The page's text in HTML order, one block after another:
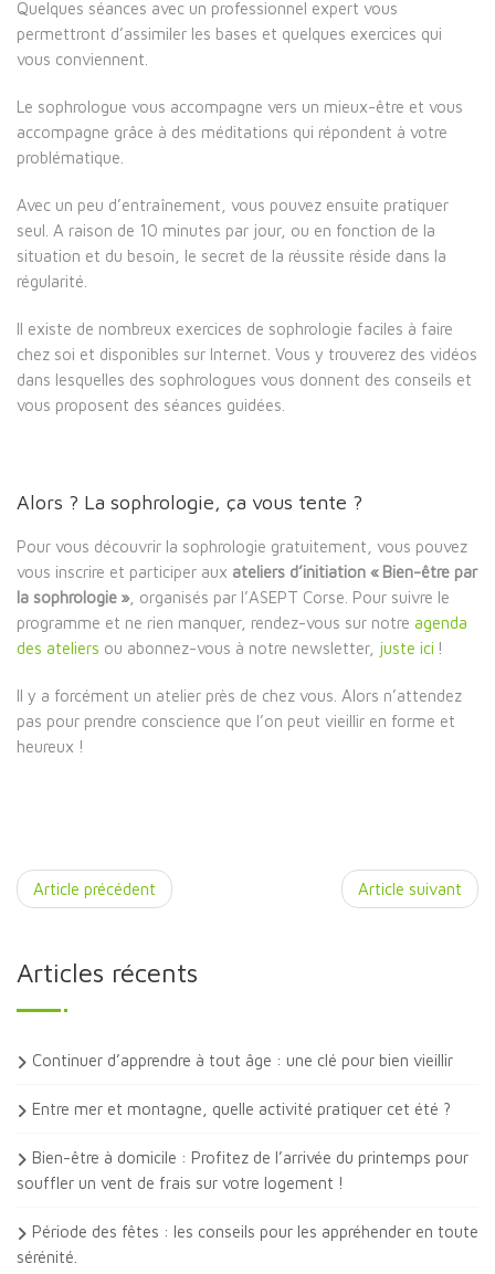
Quelques séances avec un professionnel expert vous
permettront d’assimiler les bases et quelques exercices qui
vous conviennent.
Le sophrologue vous accompagne vers un mieux-être et vous
accompagne grâce à des méditations qui répondent à votre
problématique.
Avec un peu d’entraînement, vous pouvez ensuite pratiquer
seul. A raison de 10 minutes par jour, ou en fonction de la
situation et du besoin, le secret de la réussite réside dans la
régularité.
Il existe de nombreux exercices de sophrologie faciles à faire
chez soi et disponibles sur Internet. Vous y trouverez des vidéos
dans lesquelles des sophrologues vous donnent des conseils et
vous proposent des séances guidées.
Alors ? La sophrologie, ça vous tente ?
Pour vous découvrir la sophrologie gratuitement, vous pouvez
vous inscrire et participer aux ateliers d’initiation « Bien-être par
la sophrologie », organisés par l’ASEPT Corse. Pour suivre le
programme et ne rien manquer, rendez-vous sur notre agenda
des ateliers ou abonnez-vous à notre newsletter, juste ici !
Il y a forcément un atelier près de chez vous. Alors n’attendez
pas pour prendre conscience que l’on peut vieillir en forme et
heureux !
Article précédent Article suivant
Articles récents
Continuer d’apprendre à tout âge : une clé pour bien vieillir
Entre mer et montagne, quelle activité pratiquer cet été ?
Bien-être à domicile : Profitez de l’arrivée du printemps pour
souffler un vent de frais sur votre logement !
Période des fêtes : les conseils pour les appréhender en toute
sérénité.